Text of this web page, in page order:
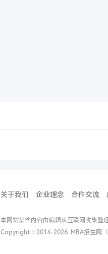
关于我们 企业理念 合作交流
本网站某些内容由编辑从互联网收集整
Copyright ©2014-2026. MBA招生网